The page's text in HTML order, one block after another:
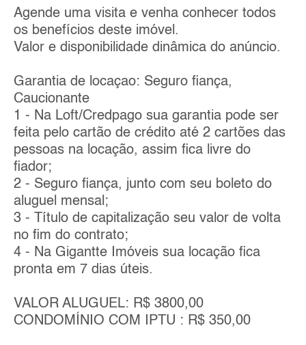
Agende uma visita e venha conhecer todos
os benefícios deste imóvel.
Valor e disponibilidade dinâmica do anúncio.
Garantia de locaçao: Seguro fiança,
Caucionante
1 - Na Loft/Credpago sua garantia pode ser
feita pelo cartão de crédito até 2 cartões das
pessoas na locação, assim fica livre do
fiador;
2 - Seguro fiança, junto com seu boleto do
aluguel mensal;
3 - Título de capitalização seu valor de volta
no fim do contrato;
4 - Na Gigantte Imóveis sua locação fica
pronta em 7 dias úteis.
VALOR ALUGUEL: R$ 3800,00
CONDOMÍNIO COM IPTU : R$ 350,00